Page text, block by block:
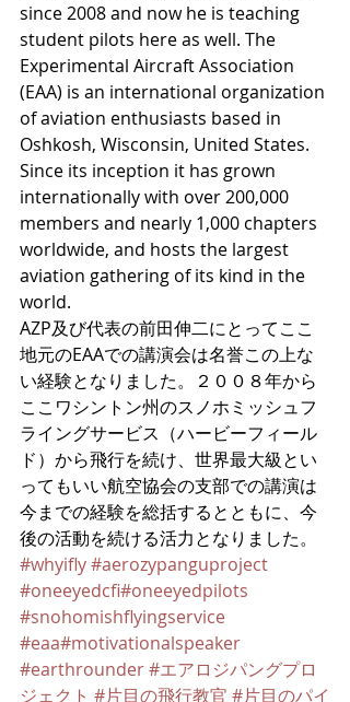
since 2008 and now he is teaching
student pilots here as well. The
Experimental Aircraft Association
(EAA) is an international organization
of aviation enthusiasts based in
Oshkosh, Wisconsin, United States.
Since its inception it has grown
internationally with over 200,000
members and nearly 1,000 chapters
worldwide, and hosts the largest
aviation gathering of its kind in the
world.
AZP及び代表の前田伸二にとってここ
地元のEAAでの講演会は名誉この上な
い経験となりました。２００８年から
ここワシントン州のスノホミッシュフ
ライングサービス（ハービーフィール
ド）から飛行を続け、世界最大級とい
ってもいい航空協会の支部での講演は
今までの経験を総括するとともに、今
後の活動を続ける活力となりました。
#whyifly#aerozypanguproject
#oneeyedcfi#oneeyedpilots
#snohomishflyingservice
#eaa#motivationalspeaker
#earthrounder#エアロジパングプロ
ジェクト #片目の飛行教官 #片目のパイ